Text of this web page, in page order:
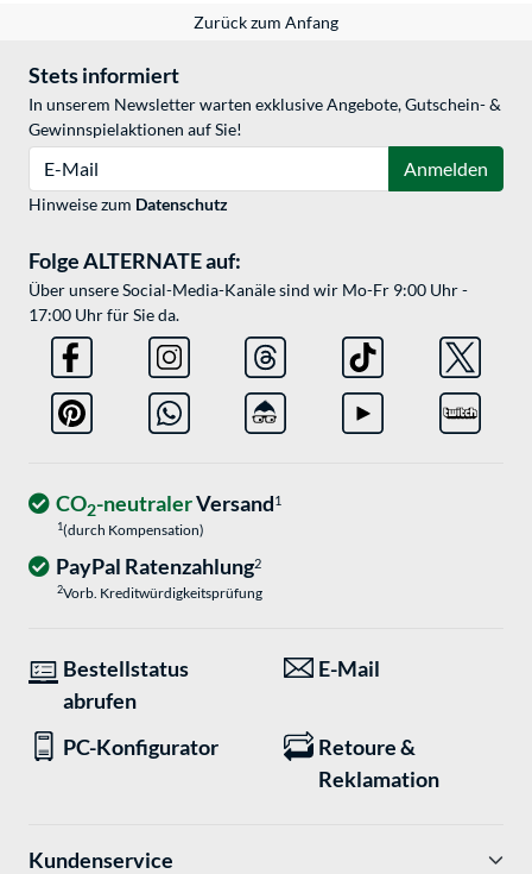
Zurück zum Anfang
Stets informiert
In unserem Newsletter warten exklusive Angebote, Gutschein- &
Gewinnspielaktionen auf Sie!
Anmelden
Hinweise zum Datenschutz
Folge ALTERNATE auf:
Über unsere Social-Media-Kanäle sind wir Mo-Fr 9:00 Uhr -
17:00 Uhr für Sie da.
CO2-neutralerVersand1
1(durch Kompensation)
PayPal Ratenzahlung2
2Vorb. Kreditwürdigkeitsprüfung
Bestellstatus
abrufen
E-Mail
PC-Konfigurator
Retoure &
Reklamation
Kundenservice